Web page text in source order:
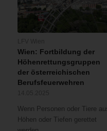
Wien: Fortbildung der
Höhenrettungsgruppen
der österreichischen
Berufsfeuerwehren
Wenn Personen oder Tiere
Höhen oder Tiefen gerettet